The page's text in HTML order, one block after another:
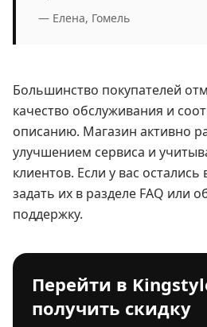
— Елена, Гомель
Большинство покупателей
качество обслуживания и
описанию. Магазин активно
улучшением сервиса и
клиентов. Если у вас
задать их в разделе FAQ или
поддержку.
Перейти в
получить скидку